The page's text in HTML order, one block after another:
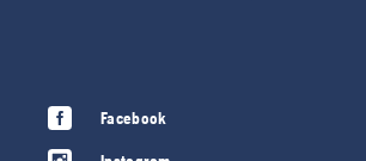
Facebook